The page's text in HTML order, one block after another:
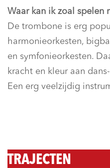
Waar kan ik zoal spelen
De trombone is erg
harmonieorkesten,
en symfonieorkesten.
kracht en kleur aan
Een erg veelzijdig
TRAJECTEN